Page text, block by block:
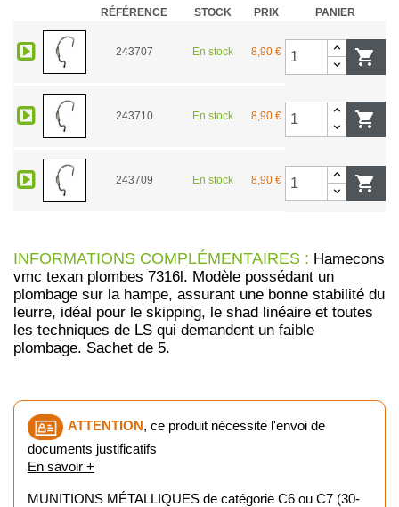
RÉFÉRENCE STOCK PRIX PANIER
243707 En stock 8,90 € 
243710 En stock 8,90 € 
243709 En stock 8,90 € 
INFORMATIONS COMPLÉMENTAIRES : Hamecons
vmc texan plombes 7316l. Modèle possédant un
plombage sur la hampe, assurant une bonne stabilité du
leurre, idéal pour le skipping, le shad linéaire et toutes
les techniques de LS qui demandent un faible
plombage. Sachet de 5.
ATTENTION, ce produit nécessite l'envoi de
documents justificatifs
En savoir +
MUNITIONS MÉTALLIQUES de catégorie C6 ou C7 (30-